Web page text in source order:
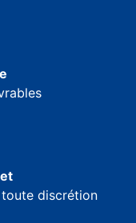
discrétion